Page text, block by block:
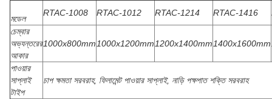
মডেল
RTAC-1008 RTAC-1012 RTAC-1214 RTAC-1416
চেম্বার
অভ্যন্তরের
আকার
1000x800mm 1000x1200mm 1200x1400mm 1400x1600mm
পাওয়ার
সাপ্লাই
টাইপ
চাপ ক্ষমতা সরবরাহ, ফিলামেন্ট পাওয়ার সাপ্লাই, নাড়ি পক্ষপাত শক্তি সরবরাহ